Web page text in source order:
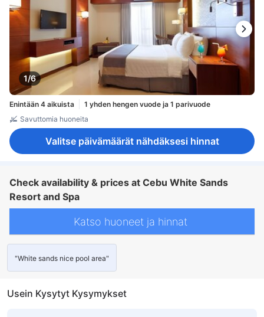
1/6
Enintään 4 aikuista
1 yhden hengen vuode ja 1 parivuode
Savuttomia huoneita
Valitse päivämäärät nähdäksesi hinnat
Check availability & prices at Cebu White Sands
Resort and Spa
Katso huoneet ja hinnat
"White sands nice pool area"
Usein Kysytyt Kysymykset